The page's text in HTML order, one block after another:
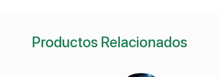
Productos Relacionados